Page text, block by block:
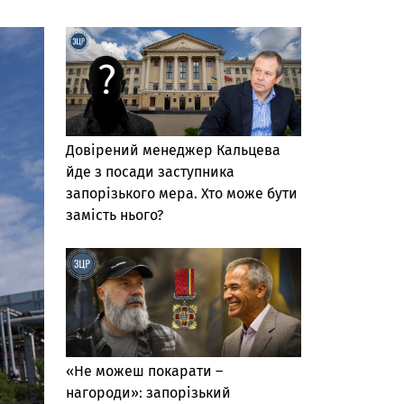
Довірений менеджер Кальцева
йде з посади заступника
запорізького мера. Хто може бути
замість нього?
«Не можеш покарати –
нагороди»: запорізький